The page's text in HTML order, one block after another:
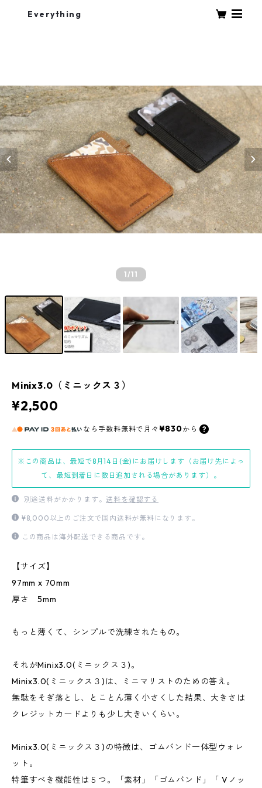
Everything
1/11
Minix3.0（ミニックス３）
¥2,500
なら 手数料無料で 月々 ¥830から
※この商品は、最短で8月14日(金)にお届けします（お届け先によっ
て、最短到着日に数日追加される場合があります）。
別途送料がかかります。送料を確認する
¥8,000以上のご注文で国内送料が無料になります。
この商品は海外配送できる商品です。
【サイズ】
97mm x 70mm
厚さ 5mm
もっと薄くて、シンプルで洗練されたもの。
それがMinix3.0(ミニックス３)。
Minix3.0(ミニックス３)は、ミニマリストのための答え。
無駄をそぎ落とし、とことん薄く小さくした結果、大きさは
クレジットカードよりも少し大きいくらい。
Minix3.0(ミニックス３)の特徴は、ゴムバンド一体型ウォレ
ット。
特筆すべき機能性は５つ。「素材」「ゴムバンド」「 Vノッ